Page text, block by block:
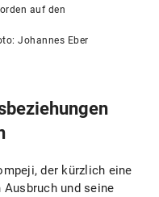
auf den
Johannes Eber
der kürzlich eine
Ausbruch und seine